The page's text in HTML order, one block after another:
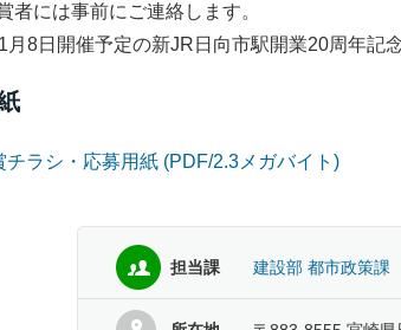
者には事前にご連絡します。
月8日開催予定の新JR日向市駅開業20周年記
チラシ・応募用紙 (PDF/2.3メガバイト)
担当課 建設部 都市政策課